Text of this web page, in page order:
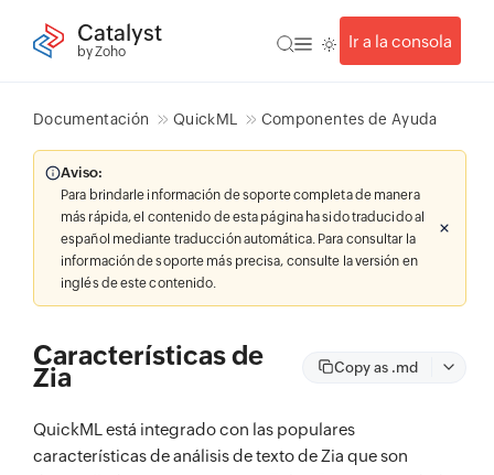
Catalyst
by Zoho
Ir a la consola
Documentación QuickML Componentes de Ayuda
Aviso:
Para brindarle información de soporte completa de manera
más rápida, el contenido de esta página ha sido traducido al
español mediante traducción automática. Para consultar la
información de soporte más precisa, consulte la versión en
inglés de este contenido.
Características de
Zia Copy as .md
QuickML está integrado con las populares
características de análisis de texto de Zia que son